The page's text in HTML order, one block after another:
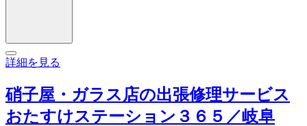
詳細を見る
硝子屋・ガラス店の出張修理サービス
おたすけステーション３６５／岐阜